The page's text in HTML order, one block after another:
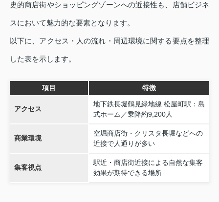
史的商店街やショッピングゾーンへの近接性も、店舗ビジネ
スにおいて魅力的な要素となります。
以下に、アクセス・人の流れ・周辺環境に関する要点を整理
した表を示します。
項目 特徴
アクセス
地下鉄長堀鶴見緑地線 松屋町駅：島
式ホーム／乗降約9,200人
商業環境
空堀商店街・クリスタ長堀などへの
近接で人通りが多い
集客視点
駅近・商店街近接による自然な集客
効果が期待できる場所